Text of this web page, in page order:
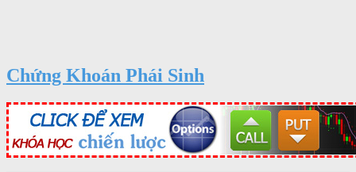
Chứng Khoán Phái Sinh